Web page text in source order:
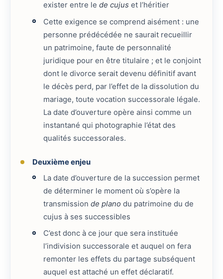
exister entre lede cujus et l’héritier
Cette exigence se comprend aisément : une
personne prédécédée ne saurait recueillir
un patrimoine, faute de personnalité
juridique pour en être titulaire ; et le conjoint
dont le divorce serait devenu définitif avant
le décès perd, par l’effet de la dissolution du
mariage, toute vocation successorale légale.
La date d’ouverture opère ainsi comme un
instantané qui photographie l’état des
qualités successorales.
Deuxième enjeu
La date d’ouverture de la succession permet
de déterminer le moment où s’opère la
transmissionde plano du patrimoine du de
cujus à ses successibles
C’est donc à ce jour que sera instituée
l’indivision successorale et auquel on fera
remonter les effets du partage subséquent
auquel est attaché un effet déclaratif.